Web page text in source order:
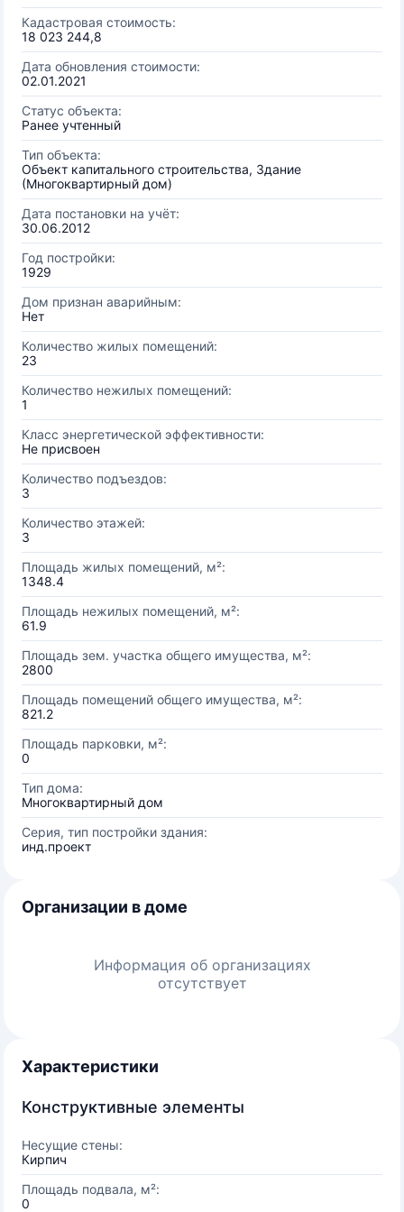
Кадастровая стоимость:
18 023 244,8
Дата обновления стоимости:
02.01.2021
Статус объекта:
Ранее учтенный
Тип объекта:
Объект капитального строительства, Здание
(Многоквартирный дом)
Дата постановки на учёт:
30.06.2012
Год постройки:
1929
Дом признан аварийным:
Нет
Количество жилых помещений:
23
Количество нежилых помещений:
1
Класс энергетической эффективности:
Не присвоен
Количество подъездов:
3
Количество этажей:
3
Площадь жилых помещений, м²:
1348.4
Площадь нежилых помещений, м²:
61.9
Площадь зем. участка общего имущества, м²:
2800
Площадь помещений общего имущества, м²:
821.2
Площадь парковки, м²:
0
Тип дома:
Многоквартирный дом
Серия, тип постройки здания:
инд.проект
Организации в доме
Информация об организациях
отсутствует
Характеристики
Конструктивные элементы
Несущие стены:
Кирпич
Площадь подвала, м²:
0